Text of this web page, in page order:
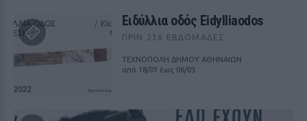
Ειδύλλια οδός Eidylliaodos
ΠΡΙΝ 236 ΕΒΔΟΜΆΔΕΣ
ΤΕΧΝΟΠΟΛΗ ΔΗΜΟΥ ΑΘΗΝΑΙΩΝ
από 18/01 έως 06/03